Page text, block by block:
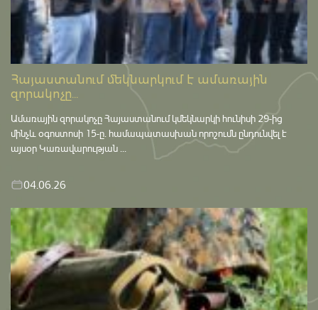
Հայաստանում մեկնարկում է ամառային
զորակոչը...
Ամառային զորակոչը Հայաստանում կմեկնարկի հունիսի 29-ից
մինչև օգոստոսի 15-ը․ համապատասխան որոշումն ընդունվել է
այսօր Կառավարության ...
04.06.26